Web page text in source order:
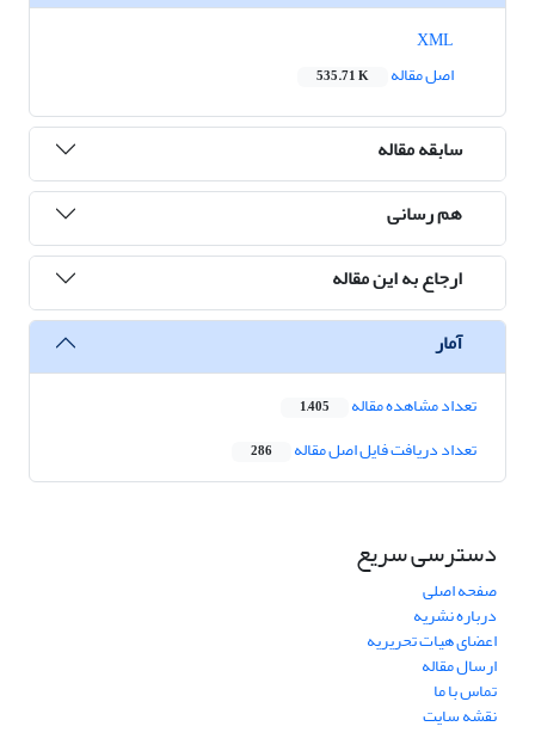
اصل مقاله
535.71 K
سابقه مقاله
هم رسانی
ارجاع به این مقاله
آمار
تعداد مشاهده مقاله 1,405
تعداد دریافت فایل اصل مقاله 286
دسترسی سریع
صفحه اصلی
درباره نشریه
اعضای هیات تحریریه
ارسال مقاله
تماس با ما
نقشه سایت